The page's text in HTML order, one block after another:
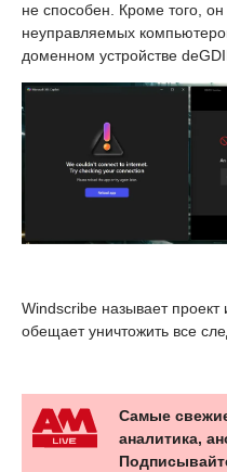
не способен. Кроме того,
неуправляемых
доменном устройстве
Windscribe называет проект
обещает уничтожить все
Самые
аналитика,